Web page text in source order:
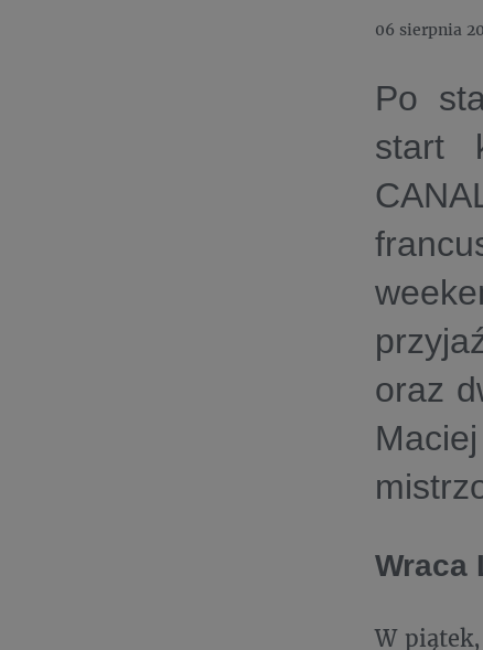
06 sierpnia
Po
start
oraz
Wraca
W